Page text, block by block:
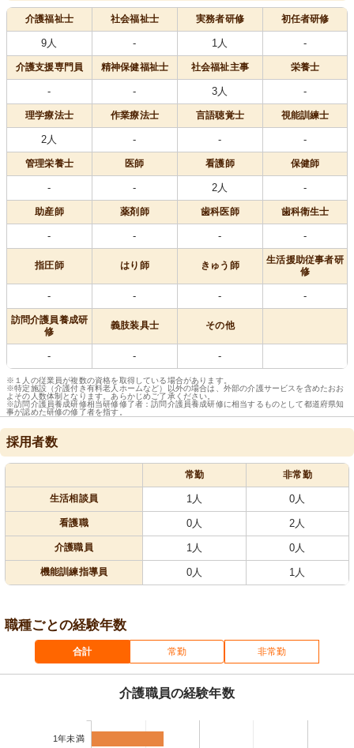
介護福祉士 社会福祉士 実務者研修 初任者研修
9人 - 1人 -
介護支援専門員 精神保健福祉士 社会福祉主事 栄養士
- - 3人 -
理学療法士 作業療法士 言語聴覚士 視能訓練士
2人 - - -
管理栄養士 医師 看護師 保健師
- - 2人 -
助産師 薬剤師 歯科医師 歯科衛生士
- - - -
指圧師 はり師 きゅう師
生活援助従事者研
修
- - - -
訪問介護員養成研
修
義肢装具士 その他
- - -
※１人の従業員が複数の資格を取得している場合があります。
※特定施設（介護付き有料老人ホームなど）以外の場合は、外部の介護サービスを含めたおお
よその人数体制となります。あらかじめご了承ください。
※訪問介護員養成研修相当研修修了者：訪問介護員養成研修に相当するものとして都道府県知
事が認めた研修の修了者を指す。
採用者数
常勤 非常勤
生活相談員 1人 0人
看護職 0人 2人
介護職員 1人 0人
機能訓練指導員 0人 1人
職種ごとの経験年数
合計 常勤 非常勤
介護職員の経験年数
1年未満